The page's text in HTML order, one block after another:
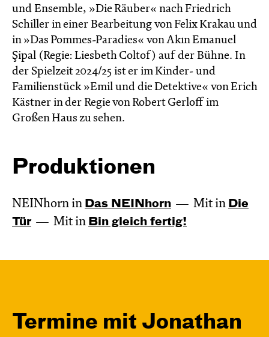
und Ensemble, »Die Räuber« nach Friedrich
Schiller in einer Bearbeitung von Felix Krakau und
in »Das Pommes-Paradies« von Akın Emanuel
Şipal (Regie: Liesbeth Coltof) auf der Bühne. In
der Spielzeit 2024/25 ist er im Kinder- und
Familienstück »Emil und die Detektive« von Erich
Kästner in der Regie von Robert Gerloff im
Großen Haus zu sehen.
Produktionen
NEINhorn in Das NEIN­horn Mit in Die
Tür
Mit in Bin gleich fertig!
Termine mit Jonathan